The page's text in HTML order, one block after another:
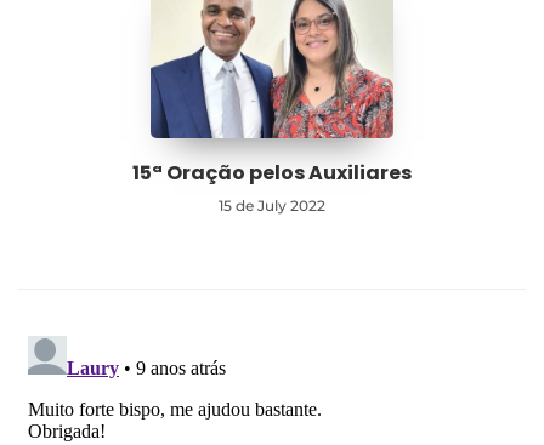
15ª Oração pelos Auxiliares
15 de July 2022